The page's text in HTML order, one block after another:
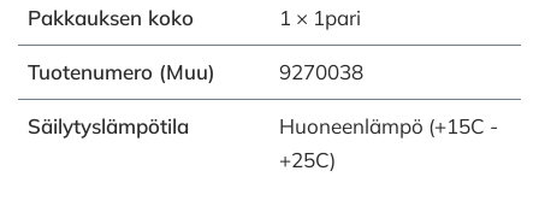
Pakkauksen koko 1 × 1pari
Tuotenumero (Muu) 9270038
Säilytyslämpötila
Huoneenlämpö (+15C -
+25C)